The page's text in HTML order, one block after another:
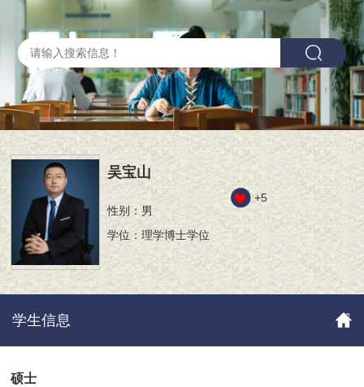
吴宝山
性别：男
学位：理学博士学位
+5
学生信息
硕士